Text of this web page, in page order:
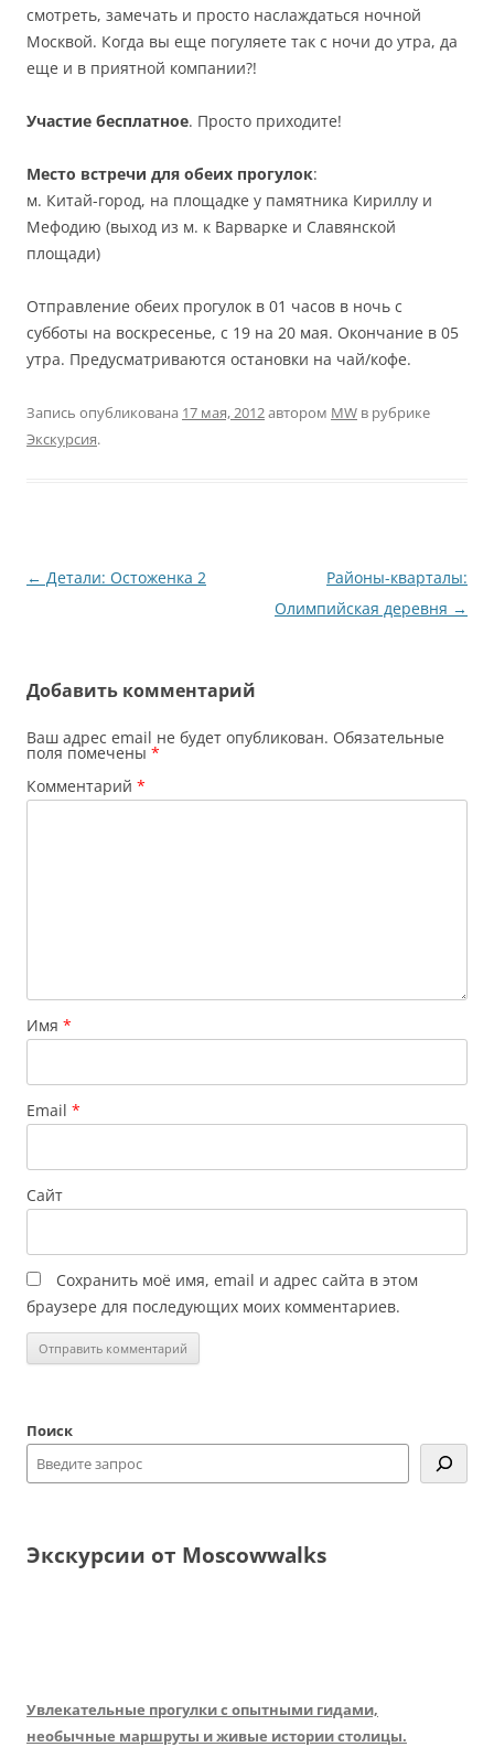
смотреть, замечать и просто наслаждаться ночной
Москвой. Когда вы еще погуляете так с ночи до утра, да
еще и в приятной компании?!
Участие бесплатное. Просто приходите!
Место встречи для обеих прогулок:
м. Китай-город, на площадке у памятника Кириллу и
Мефодию (выход из м. к Варварке и Славянской
площади)
Отправление обеих прогулок в 01 часов в ночь с
субботы на воскресенье, с 19 на 20 мая. Окончание в 05
утра. Предусматриваются остановки на чай/кофе.
Запись опубликована 17 мая, 2012автором MW в рубрике
Экскурсия.
Навигация
← Детали: Остоженка 2
Районы-кварталы:
Олимпийская деревня →
Добавить комментарий
Ваш адрес email не будет опубликован. Обязательные
поля помечены *
Комментарий *
Имя *
Email *
Сайт
Сохранить моё имя, email и адрес сайта в этом
браузере для последующих моих комментариев.
Поиск
Экскурсии от Moscowwalks
Увлекательные прогулки с опытными гидами,
необычные маршруты и живые истории столицы.